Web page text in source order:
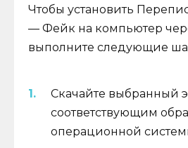
Чтобы установить
— Фейк на компьютер
выполните следующие
Скачайте выбранный
соответствующим
операционной